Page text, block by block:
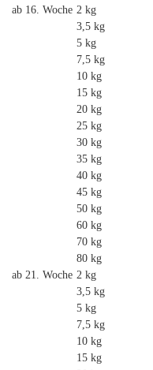
ab 16. Woche 2 kg
3,5 kg
5 kg
7,5 kg
10 kg
15 kg
20 kg
25 kg
30 kg
35 kg
40 kg
45 kg
50 kg
60 kg
70 kg
80 kg
ab 21. Woche 2 kg
3,5 kg
5 kg
7,5 kg
10 kg
15 kg